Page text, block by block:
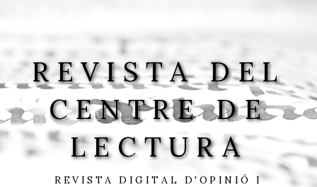
REVISTA DEL
CENTRE DE
LECTURA
REVISTA DIGITAL D'OPINIÓ I